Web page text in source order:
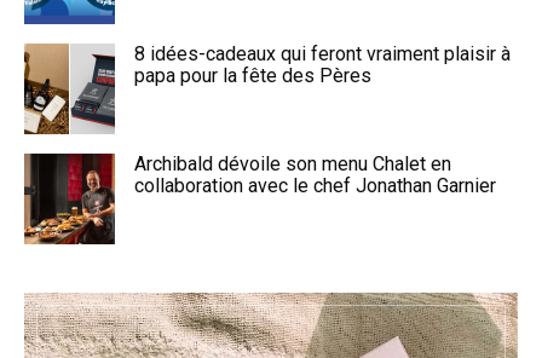
8 idées-cadeaux qui feront vraiment plaisir à
papa pour la fête des Pères
Archibald dévoile son menu Chalet en
collaboration avec le chef Jonathan Garnier